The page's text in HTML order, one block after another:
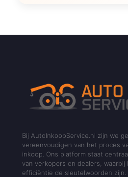
Bij AutoInkoopService.nl zijn we
vereenvoudigen van het proces
inkoop. Ons platform staat
van verkopers en dealers,
efficiëntie de sleutelwoorden zijn.